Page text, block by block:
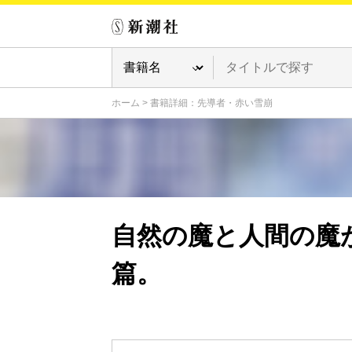
ホーム > 書籍詳細：先導者・赤い雪崩
自然の魔と人間の
篇。